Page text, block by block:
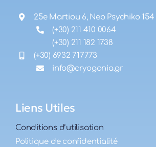
25e Martiou 6, Neo Psychiko 154
(+30) 211 410 0064
(+30) 211 182 1738
(+30) 6932 717773
info@cryogonia.gr
Liens Utiles
Conditions d’utilisation
Politique de confidentialité